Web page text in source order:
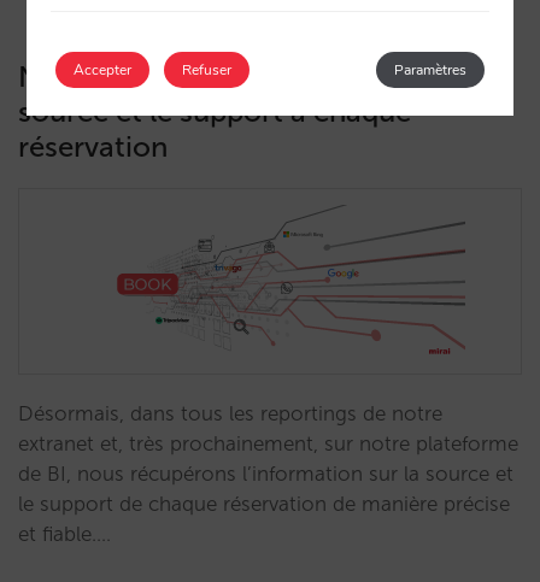
Nous incorporons l’information sur la
source et le support à chaque
réservation
Désormais, dans tous les reportings de notre
extranet et, très prochainement, sur notre plateforme
de BI, nous récupérons l’information sur la source et
le support de chaque réservation de manière précise
et fiable.…
Accepter Paramètres
Refuser